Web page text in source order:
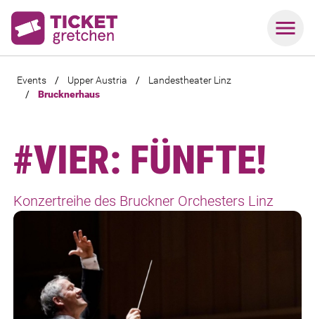
Events / Upper Austria /
Landestheater Linz
/
Brucknerhaus
#VIER: FÜNFTE!
Konzertreihe des Bruckner Orchesters Linz